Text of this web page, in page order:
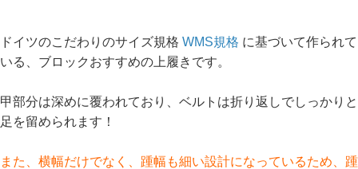
ドイツのこだわりのサイズ規格 WMS規格 に基づいて作られて
いる、ブロックおすすめの上履きです。
甲部分は深めに覆われており、ベルトは折り返しでしっかりと
足を留められます！
また、横幅だけでなく、踵幅も細い設計になっているため、踵